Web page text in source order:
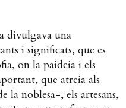
divulgava una
i significats, que es
on la paideia i els
que atreia als
la noblesa-, els artesans,